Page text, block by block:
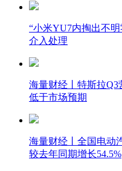
“小米YU7内掏出不
介入处理
海量财经丨特斯拉Q3
低于市场预期
海量财经丨全国电动
较去年同期增长54.5%